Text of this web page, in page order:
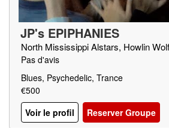
JP's EPIPHANIES
North Mississippi Alstars, Howlin
Pas d'avis
Blues, Psychedelic, Trance
€500
Voir le profil
Reserver Groupe